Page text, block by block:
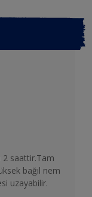
2 saattir.Tam
bağıl nem
uzayabilir.